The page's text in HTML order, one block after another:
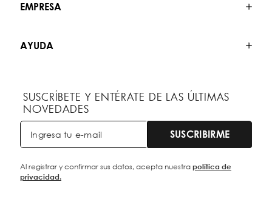
EMPRESA
AYUDA
SUSCRÍBETE Y ENTÉRATE DE LAS ÚLTIMAS
NOVEDADES
SUSCRIBIRME
Al registrar y confirmar sus datos, acepta nuestrapolítica de
privacidad.